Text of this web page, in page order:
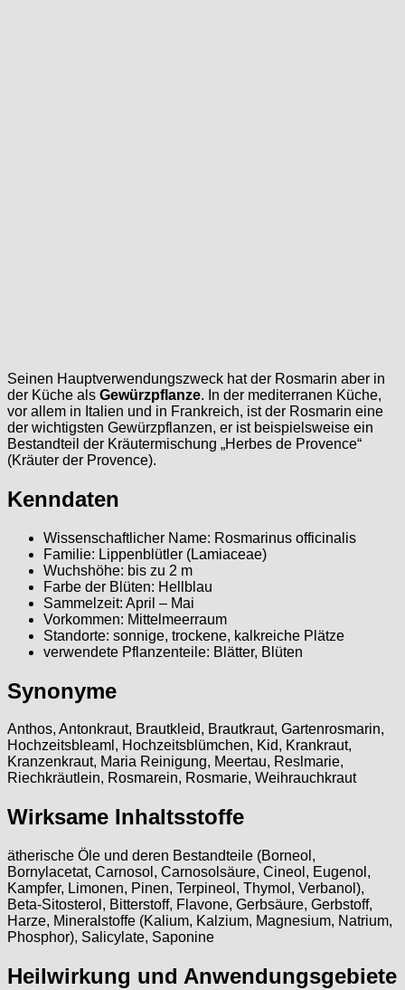
Seinen Hauptverwendungszweck hat der Rosmarin aber in
der Küche als Gewürzpflanze. In der mediterranen Küche,
vor allem in Italien und in Frankreich, ist der Rosmarin eine
der wichtigsten Gewürzpflanzen, er ist beispielsweise ein
Bestandteil der Kräutermischung „Herbes de Provence“
(Kräuter der Provence).
Kenndaten
Wissenschaftlicher Name: Rosmarinus officinalis
Familie: Lippenblütler (Lamiaceae)
Wuchshöhe: bis zu 2 m
Farbe der Blüten: Hellblau
Sammelzeit: April – Mai
Vorkommen: Mittelmeerraum
Standorte: sonnige, trockene, kalkreiche Plätze
verwendete Pflanzenteile: Blätter, Blüten
Synonyme
Anthos, Antonkraut, Brautkleid, Brautkraut, Gartenrosmarin,
Hochzeitsbleaml, Hochzeitsblümchen, Kid, Krankraut,
Kranzenkraut, Maria Reinigung, Meertau, Reslmarie,
Riechkräutlein, Rosmarein, Rosmarie, Weihrauchkraut
Wirksame Inhaltsstoffe
ätherische Öle und deren Bestandteile (Borneol,
Bornylacetat, Carnosol, Carnosolsäure, Cineol, Eugenol,
Kampfer, Limonen, Pinen, Terpineol, Thymol, Verbanol),
Beta-Sitosterol, Bitterstoff, Flavone, Gerbsäure, Gerbstoff,
Harze, Mineralstoffe (Kalium, Kalzium, Magnesium, Natrium,
Phosphor), Salicylate, Saponine
Heilwirkung und Anwendungsgebiete